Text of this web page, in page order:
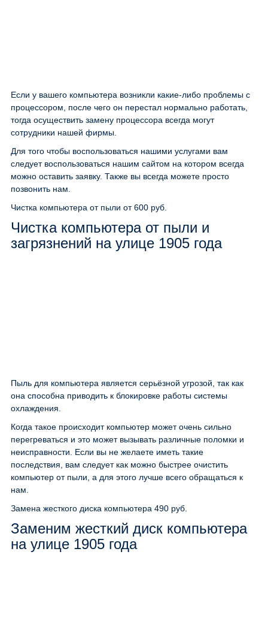
Если у вашего компьютера возникли какие-либо проблемы с
процессором, после чего он перестал нормально работать,
тогда осуществить замену процессора всегда могут
сотрудники нашей фирмы.
Для того чтобы воспользоваться нашими услугами вам
следует воспользоваться нашим сайтом на котором всегда
можно оставить заявку. Также вы всегда можете просто
позвонить нам.
Чистка компьютера от пыли от 600 руб.
Чистка компьютера от пыли и
загрязнений на улице 1905 года
Пыль для компьютера является серьёзной угрозой, так как
она способна приводить к блокировке работы системы
охлаждения.
Когда такое происходит компьютер может очень сильно
перегреваться и это может вызывать различные поломки и
неисправности. Если вы не желаете иметь такие
последствия, вам следует как можно быстрее очистить
компьютер от пыли, а для этого лучше всего обращаться к
нам.
Замена жесткого диска компьютера 490 руб.
Заменим жесткий диск компьютера
на улице 1905 года